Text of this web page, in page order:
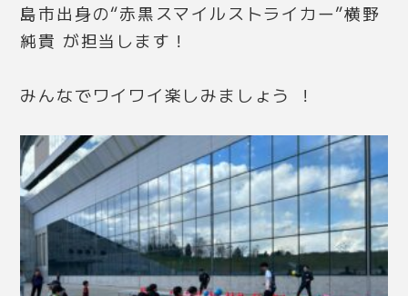
島市出身の“赤黒スマイルストライカー”横野
純貴 が担当します！
みんなでワイワイ楽しみましょう ！